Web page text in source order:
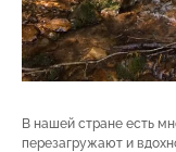
В нашей стране есть
перезагружают и